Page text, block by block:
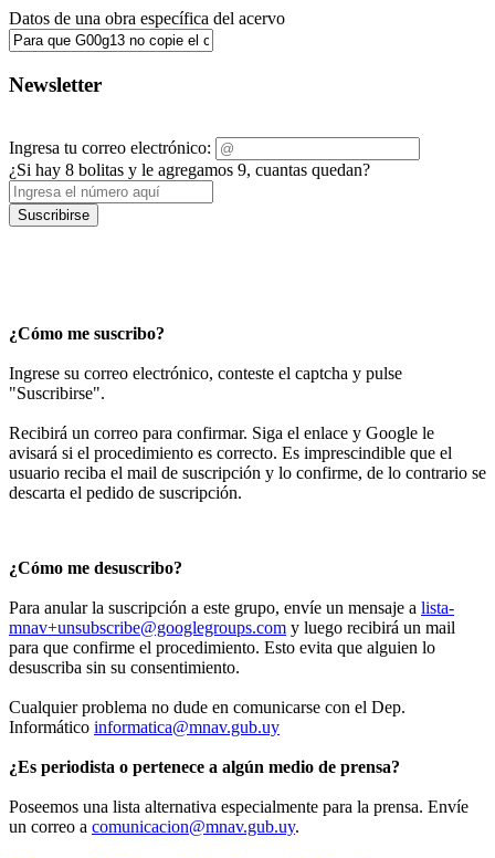
Datos de una obra específica del acervo
Newsletter
Ingresa tu correo electrónico:
¿Si hay 8 bolitas y le agregamos 9, cuantas quedan?
Suscribirse
¿Cómo me suscribo?
Ingrese su correo electrónico, conteste el captcha y pulse
"Suscribirse".
Recibirá un correo para confirmar. Siga el enlace y Google le
avisará si el procedimiento es correcto. Es imprescindible que el
usuario reciba el mail de suscripción y lo confirme, de lo contrario se
descarta el pedido de suscripción.
¿Cómo me desuscribo?
Para anular la suscripción a este grupo, envíe un mensaje a lista-
mnav+unsubscribe@googlegroups.com y luego recibirá un mail
para que confirme el procedimiento. Esto evita que alguien lo
desuscriba sin su consentimiento.
Cualquier problema no dude en comunicarse con el Dep.
Informático informatica@mnav.gub.uy
¿Es periodista o pertenece a algún medio de prensa?
Poseemos una lista alternativa especialmente para la prensa. Envíe
un correo a comunicacion@mnav.gub.uy.